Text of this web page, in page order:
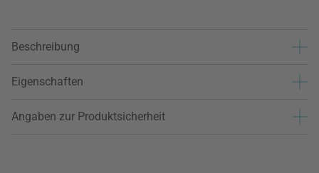
Beschreibung
Eigenschaften
Angaben zur Produktsicherheit